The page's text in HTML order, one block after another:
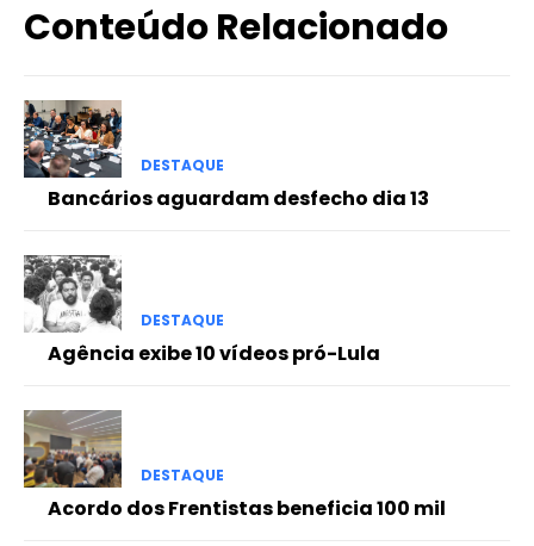
Conteúdo Relacionado
DESTAQUE
Bancários aguardam desfecho dia 13
DESTAQUE
Agência exibe 10 vídeos pró-Lula
DESTAQUE
Acordo dos Frentistas beneficia 100 mil